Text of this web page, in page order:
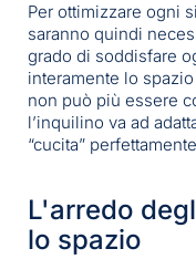
Per ottimizzare ogni
saranno quindi
grado di soddisfare
interamente lo
non può più essere
l’inquilino va ad
“cucita”
L'arredo
lo spazio